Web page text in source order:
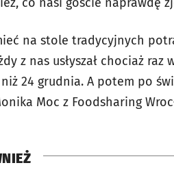
na stole tradycyjnych
z nas usłyszał chociaż raz
24 grudnia. A potem po
Moc z Foodsharing